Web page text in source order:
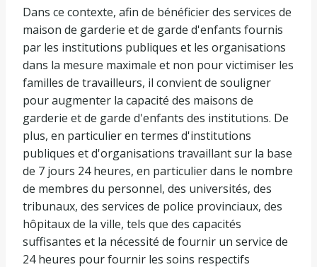
Dans ce contexte, afin de bénéficier des services de
maison de garderie et de garde d'enfants fournis
par les institutions publiques et les organisations
dans la mesure maximale et non pour victimiser les
familles de travailleurs, il convient de souligner
pour augmenter la capacité des maisons de
garderie et de garde d'enfants des institutions. De
plus, en particulier en termes d'institutions
publiques et d'organisations travaillant sur la base
de 7 jours 24 heures, en particulier dans le nombre
de membres du personnel, des universités, des
tribunaux, des services de police provinciaux, des
hôpitaux de la ville, tels que des capacités
suffisantes et la nécessité de fournir un service de
24 heures pour fournir les soins respectifs